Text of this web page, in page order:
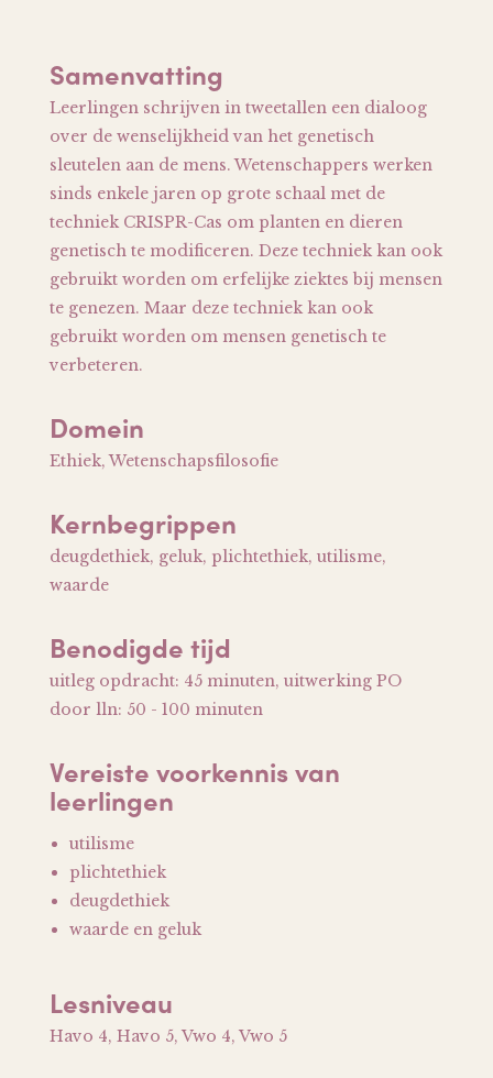
Samenvatting
Leerlingen schrijven in tweetallen een dialoog
over de wenselijkheid van het genetisch
sleutelen aan de mens. Wetenschappers werken
sinds enkele jaren op grote schaal met de
techniek CRISPR-Cas om planten en dieren
genetisch te modificeren. Deze techniek kan ook
gebruikt worden om erfelijke ziektes bij mensen
te genezen. Maar deze techniek kan ook
gebruikt worden om mensen genetisch te
verbeteren.
Domein
Ethiek, Wetenschapsfilosofie
Kernbegrippen
deugdethiek, geluk, plichtethiek, utilisme,
waarde
Benodigde tijd
uitleg opdracht: 45 minuten, uitwerking PO
door lln: 50 - 100 minuten
Vereiste voorkennis van
leerlingen
utilisme
plichtethiek
deugdethiek
waarde en geluk
Lesniveau
Havo 4, Havo 5, Vwo 4, Vwo 5